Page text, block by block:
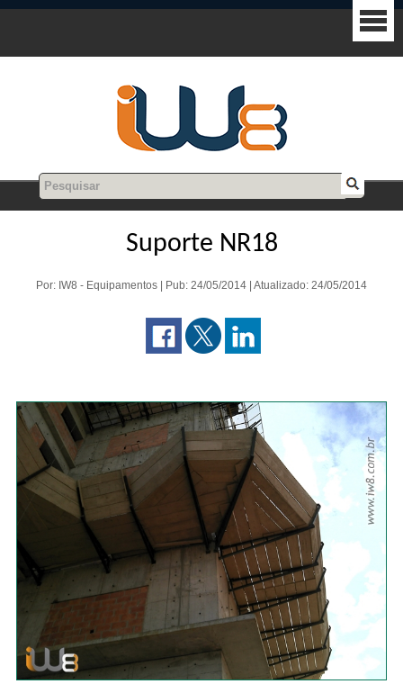
Suporte NR18
Por: IW8 - Equipamentos | Pub: 24/05/2014 | Atualizado: 24/05/2014